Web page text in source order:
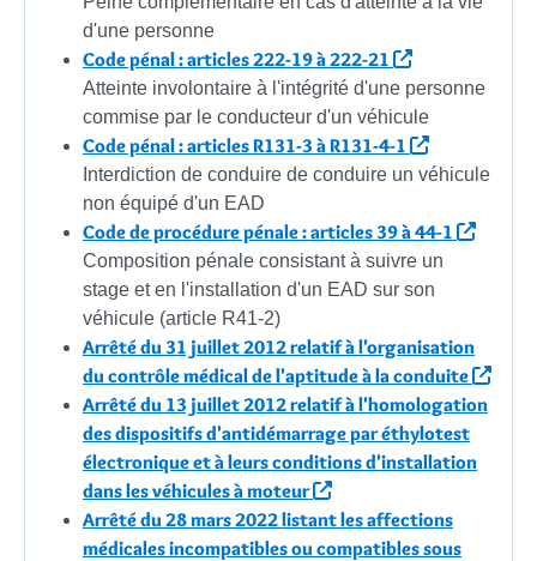
d'une personne
Code pénal : articles 222-19 à 222-21
Atteinte involontaire à l'intégrité d'une personne
commise par le conducteur d'un véhicule
Code pénal : articles R131-3 à R131-4-1
Interdiction de conduire de conduire un véhicule
non équipé d'un EAD
Code de procédure pénale : articles 39 à 44-1
Composition pénale consistant à suivre un
stage et en l'installation d'un EAD sur son
véhicule (article R41-2)
Arrêté du 31 juillet 2012 relatif à l'organisation
du contrôle médical de l'aptitude à la conduite
Arrêté du 13 juillet 2012 relatif à l'homologation
des dispositifs d'antidémarrage par éthylotest
électronique et à leurs conditions d'installation
dans les véhicules à moteur
Arrêté du 28 mars 2022 listant les affections
médicales incompatibles ou compatibles sous